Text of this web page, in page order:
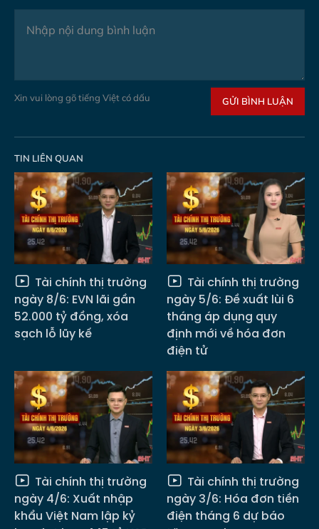
Xin vui lòng gõ tiếng Việt có dấu GỬI BÌNH LUẬN
TIN LIÊN QUAN
Tài chính thị trường
ngày 8/6: EVN lãi gần
52.000 tỷ đồng, xóa
sạch lỗ lũy kế
Tài chính thị trường
ngày 5/6: Đề xuất lùi 6
tháng áp dụng quy
định mới về hóa đơn
điện tử
Tài chính thị trường
ngày 4/6: Xuất nhập
khẩu Việt Nam lập kỷ
Tài chính thị trường
ngày 3/6: Hóa đơn tiền
điện tháng 6 dự báo